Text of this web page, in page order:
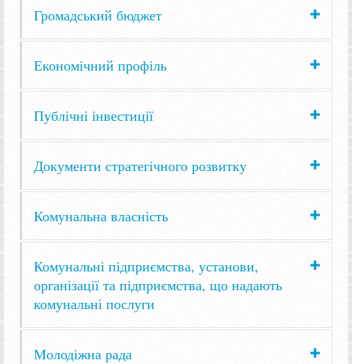
Громадський бюджет
Економічний профіль
Публічні інвестиції
Документи стратегічного розвитку
Комунальна власність
Комунальні підприємства, установи,
організації та підприємства, що надають
комунальні послуги
Молодіжна рада